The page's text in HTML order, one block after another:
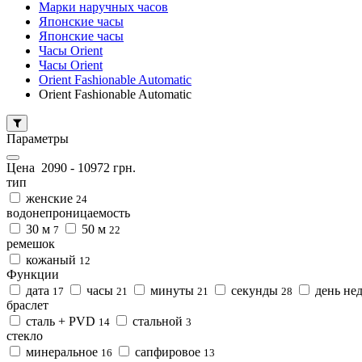
Марки наручных часов
Японские часы
Японские часы
Часы Orient
Часы Orient
Orient Fashionable Automatic
Orient Fashionable Automatic
Параметры
Цена 2090 - 10972 грн.
тип
женские 24
водонепроницаемость
30 м 7 50 м 22
ремешок
кожаный 12
Функции
дата 17 часы 21 минуты 21 секунды 28 день
браслет
сталь + PVD 14 стальной 3
стекло
минеральное 16 сапфировое 13